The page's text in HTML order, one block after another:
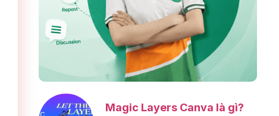
Magic Layers Canva là gì?